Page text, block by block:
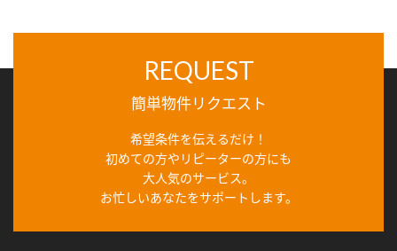
REQUEST
簡単物件リクエスト
希望条件を伝えるだけ！
初めての方やリピーターの方にも
大人気のサービス。
お忙しいあなたをサポートします。